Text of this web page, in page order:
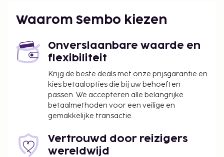
Waarom Sembo kiezen
Onverslaanbare waarde en
flexibiliteit
Krijg de beste deals met onze prijsgarantie en
kies betaalopties die bij uw behoeften
passen. We accepteren alle belangrijke
betaalmethoden voor een veilige en
gemakkelijke transactie.
Vertrouwd door reizigers
wereldwijd